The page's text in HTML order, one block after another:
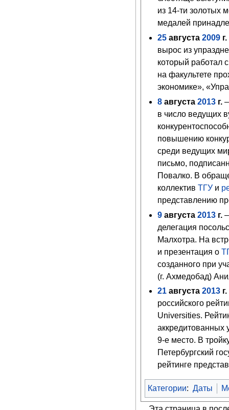
из 14-ти золотых
медалей
25 августа 2009 г.
вырос из
который работал
на факультете
экономике»,
8 августа 2013 г.
в число ведущих
повышению
среди ведущих
письмо,
Повалко. В
коллективТГУ и
представлению
9 августа 2013 г.
делегация
Малхотра. На
и презентация о
созданного при
(г. Ахмедобад)
21 августа 2013 г.
российского
Universities.
9-е место. В
Петербургский
рейтинге
Категории: Даты